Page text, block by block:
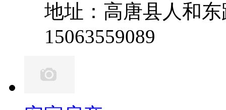
地址：高唐县人和
15063559089